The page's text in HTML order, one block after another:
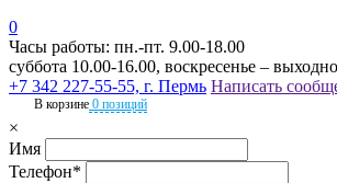
0
Часы работы: пн.-пт. 9.00-18.00
суббота 10.00-16.00, воскресенье –
+7 342 227-55-55, г. Пермь Написать
В корзине 0 позиций
×
Имя
Телефон*